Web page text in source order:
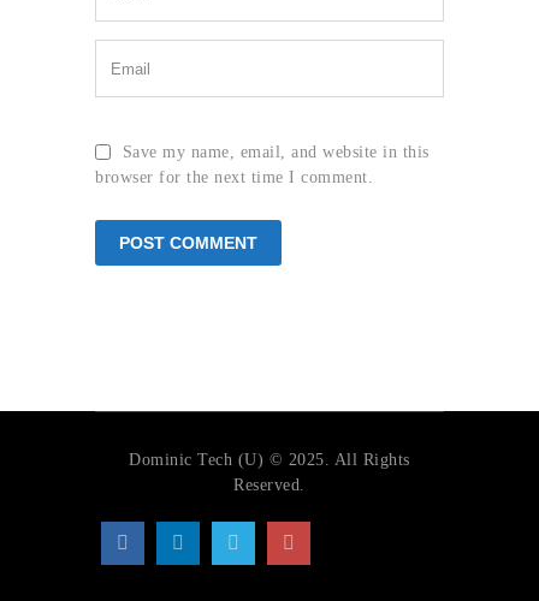
Save my name, email, and website in this
browser for the next time I comment.
Dominic Tech (U) © 2025. All Rights
Reserved.